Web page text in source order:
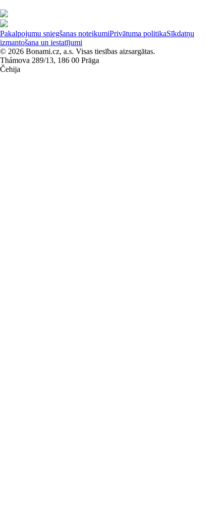
Pakalpojumu sniegšanas noteikumiPrivātuma politikaSīkdatņu
izmantošana un iestatījumi
© 2026 Bonami.cz, a.s. Visas tiesības aizsargātas.
Thámova 289/13, 186 00 Prāga
Čehija